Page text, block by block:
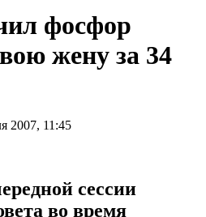
фосфор
жену за 34
2007, 11:45
сессии
во время